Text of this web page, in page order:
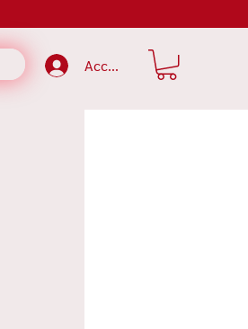
Accedi